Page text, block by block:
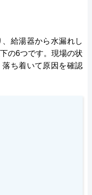
給湯器から水漏れし
の6つです。現場の状
ち着いて原因を確認